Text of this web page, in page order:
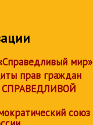
мир»
прав граждан
СПРАВЕДЛИВОЙ
союз